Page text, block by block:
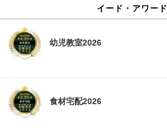
イード・アワード
幼児教室2026
食材宅配2026